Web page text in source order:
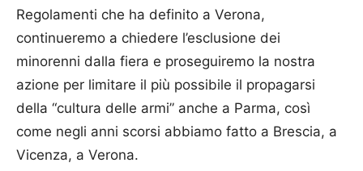
Regolamenti che ha definito a Verona,
continueremo a chiedere l’esclusione dei
minorenni dalla fiera e proseguiremo la nostra
azione per limitare il più possibile il propagarsi
della “cultura delle armi” anche a Parma, così
come negli anni scorsi abbiamo fatto a Brescia, a
Vicenza, a Verona.